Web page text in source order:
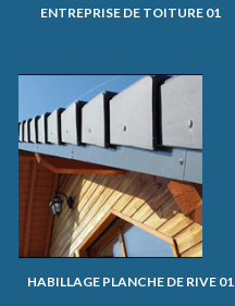
ENTREPRISE DE TOITURE 01
HABILLAGE PLANCHE DE RIVE 01